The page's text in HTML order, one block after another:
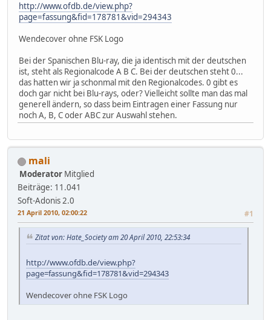
http://www.ofdb.de/view.php?
page=fassung&fid=178781&vid=294343
Wendecover ohne FSK Logo
Bei der Spanischen Blu-ray, die ja identisch mit der deutschen
ist, steht als Regionalcode A B C. Bei der deutschen steht 0...
das hatten wir ja schonmal mit den Regionalcodes. 0 gibt es
doch gar nicht bei Blu-rays, oder? Vielleicht sollte man das mal
generell ändern, so dass beim Eintragen einer Fassung nur
noch A, B, C oder ABC zur Auswahl stehen.
mali
Moderator Mitglied
Beiträge: 11.041
Soft-Adonis 2.0
21 April 2010, 02:00:22 #1
Zitat von: Hate_Society am 20 April 2010, 22:53:34
http://www.ofdb.de/view.php?
page=fassung&fid=178781&vid=294343
Wendecover ohne FSK Logo